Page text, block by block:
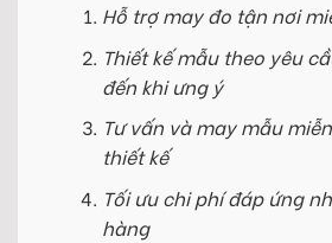
Hỗ trợ may đo tận nơi
Thiết kế mẫu theo yêu
đến khi ưng ý
Tư vấn và may mẫu
thiết kế
Tối ưu chi phí đáp ứng
hàng